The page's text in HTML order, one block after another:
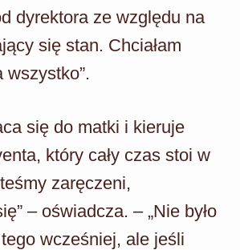
dyrektora ze względu na
się stan. Chciałam
wszystko”.
się do matki i kieruje
który cały czas stoi w
zaręczeni,
– oświadcza. – „Nie było
wcześniej, ale jeśli